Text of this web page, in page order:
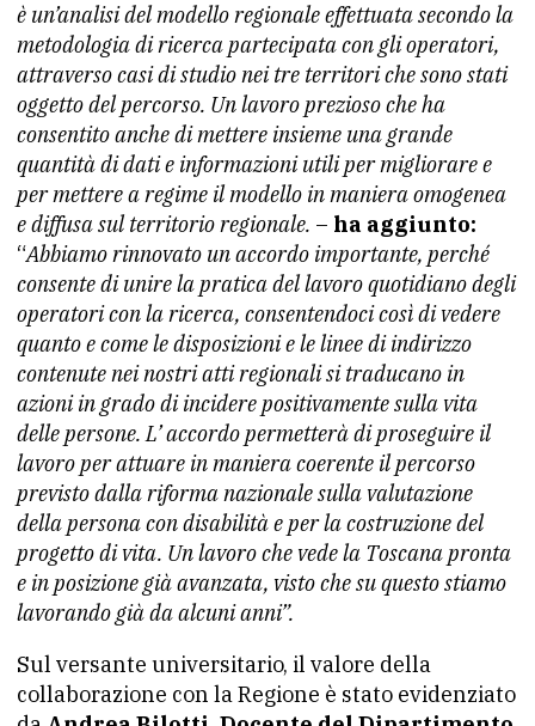
è un’analisi del modello regionale effettuata secondo la
metodologia di ricerca partecipata con gli operatori,
attraverso casi di studio nei tre territori che sono stati
oggetto del percorso. Un lavoro prezioso che ha
consentito anche di mettere insieme una grande
quantità di dati e informazioni utili per migliorare e
per mettere a regime il modello in maniera omogenea
e diffusa sul territorio regionale. – ha aggiunto:
“Abbiamo rinnovato un accordo importante, perché
consente di unire la pratica del lavoro quotidiano degli
operatori con la ricerca, consentendoci così di vedere
quanto e come le disposizioni e le linee di indirizzo
contenute nei nostri atti regionali si traducano in
azioni in grado di incidere positivamente sulla vita
delle persone. L’ accordo permetterà di proseguire il
lavoro per attuare in maniera coerente il percorso
previsto dalla riforma nazionale sulla valutazione
della persona con disabilità e per la costruzione del
progetto di vita. Un lavoro che vede la Toscana pronta
e in posizione già avanzata, visto che su questo stiamo
lavorando già da alcuni anni”.
Sul versante universitario, il valore della
collaborazione con la Regione è stato evidenziato